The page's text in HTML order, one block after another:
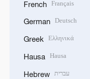
French Français
German Deutsch
Greek Ελληνικά
Hausa Hausa
Hebrew עברית